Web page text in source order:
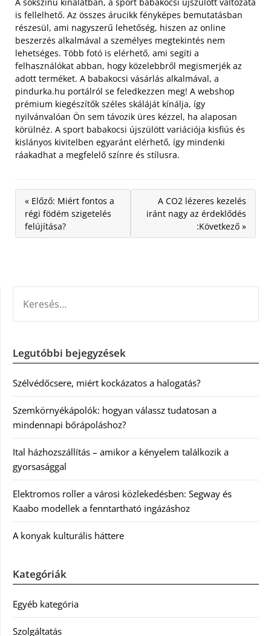
is fellelhető. Az összes árucikk fényképes bemutatásban
részesül, ami nagyszerű lehetőség, hiszen az online
beszerzés alkalmával a személyes megtekintés nem
lehetséges. Több fotó is elérhető, ami segíti a
felhasználókat abban, hogy közelebbről megismerjék az
adott terméket. A babakocsi vásárlás alkalmával, a
pindurka.hu portálról se feledkezzen meg! A webshop
prémium kiegészítők széles skáláját kínálja, így
nyilvánvalóan Ön sem távozik üres kézzel, ha alaposan
körülnéz. A sport babakocsi újszülött variációja kisfiús és
kislányos kivitelben egyaránt elérhető, így mindenki
ráakadhat a megfelelő színre és stílusra.
« Előző: Miért fontos a
régi födém szigetelés
felújítása?
A CO2 lézeres kezelés
iránt nagy az érdeklődés
:Következő »
Legutóbbi bejegyzések
Szélvédőcsere, miért kockázatos a halogatás?
Szemkörnyékápolók: hogyan válassz tudatosan a
mindennapi bőrápoláshoz?
Ital házhozszállítás – amikor a kényelem találkozik a
gyorsasággal
Elektromos roller a városi közlekedésben: Segway és
Kaabo modellek a fenntartható ingázáshoz
A konyak kulturális háttere
Kategóriák
Egyéb kategória
Szolgáltatás